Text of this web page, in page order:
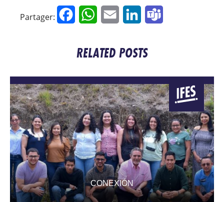
Partager: FacebookWhatsApp
Email LinkedIn
RELATED POSTS
CONEXIÓN